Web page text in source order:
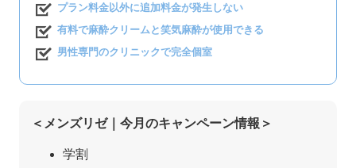
プラン料金以外に追加料金が発生しない
有料で麻酔クリームと笑気麻酔が使用できる
男性専門のクリニックで完全個室
＜メンズリゼ｜今月のキャンペーン情報＞
学割